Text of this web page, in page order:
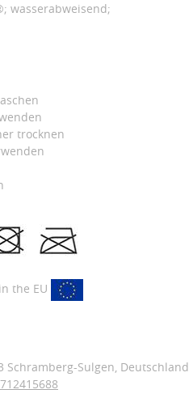
wasserabweisend;
trocknen
the EU
Schramberg-Sulgen, Deutschland